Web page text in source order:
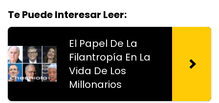
Te Puede Interesar Leer:
El Papel De La
Filantropía En La
Vida De Los
Millonarios